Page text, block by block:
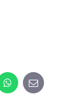
WhatsApp
E-
mail